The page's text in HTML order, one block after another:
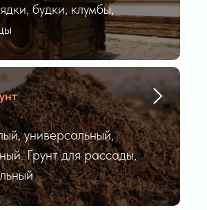
будки, клумбы,
универсальный,
Грунт для рассады,